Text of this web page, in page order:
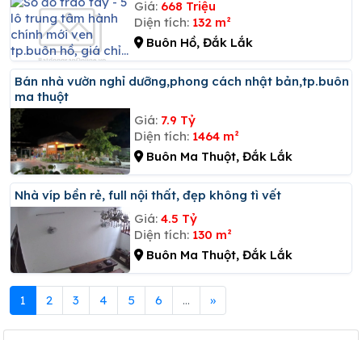
Giá: 668 Triệu
Diện tích: 132 m²
Buôn Hồ, Đắk Lắk
Bán nhà vườn nghỉ dưỡng,phong cách nhật bản,tp.buôn
ma thuột
Giá: 7.9 Tỷ
Diện tích: 1464 m²
Buôn Ma Thuột, Đắk Lắk
Nhà víp bền rẻ, full nội thất, đẹp không tì vết
Giá: 4.5 Tỷ
Diện tích: 130 m²
Buôn Ma Thuột, Đắk Lắk
1 2 3 4 5 6 ... »